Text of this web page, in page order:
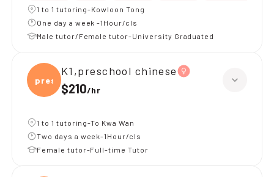
1 to 1 tutoring-Kowloon Tong
One day a week -1Hour/cls
Male tutor/Female tutor-University Graduated
presc
K1,preschool chinese
$210/hr
1 to 1 tutoring-To Kwa Wan
Two days a week-1Hour/cls
Female tutor-Full-time Tutor